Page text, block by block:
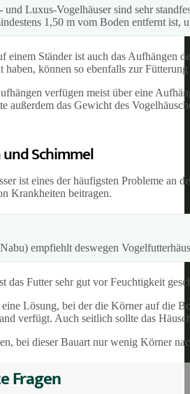
Luxus-Vogelhäuser sind sehr
1,50 m vom Boden entfernt
einem Ständer ist auch das Aufhängen
können so ebenfalls zur
verfügen meist über eine
außerdem das Gewicht des
Schimmel
ist eines der häufigsten Probleme an
Krankheiten beitragen.
empfiehlt deswegen
das Futter sehr gut vor Feuchtigkeit
Lösung, bei der die Körner auf die
verfügt. Auch seitlich sollte das
bei dieser Bauart nur wenig Körner
Fragen